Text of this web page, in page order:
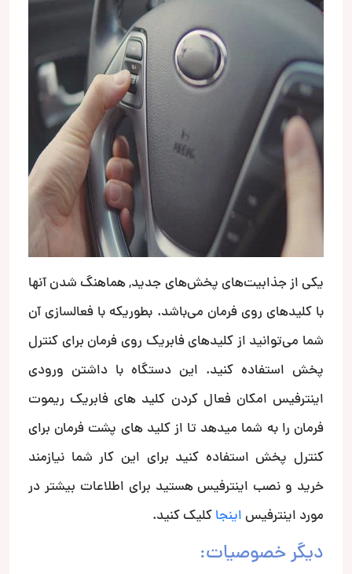
یکی از جذابیت‌های پخش‌های جدید, هماهنگ شدن آنها
با کلیدهای روی فرمان می‌باشد. بطوریکه با فعالسازی آن
شما می‌توانید از کلیدهای فابریک روی فرمان برای کنترل
پخش استفاده کنید. این دستگاه با داشتن ورودی
اینترفیس امکان فعال کردن کلید های فابریک ریموت
فرمان را به شما میدهد تا از کلید های پشت فرمان برای
کنترل پخش استفاده کنید برای این کار شما نیازمند
خرید و نصب اینترفیس هستید برای اطلاعات بیشتر در
مورد اینترفیساینجاکلیک کنید.
دیگر خصوصیات: